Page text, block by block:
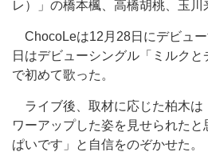
レ）」の橋本楓、高橋胡桃、玉川
ChocoLeは12月28日にデビュ
日はデビューシングル「ミルク
で初めて歌った。
ライブ後、取材に応じた柏木は
ワーアップした姿を見せられた
ぱいです」と自信をのぞかせた。